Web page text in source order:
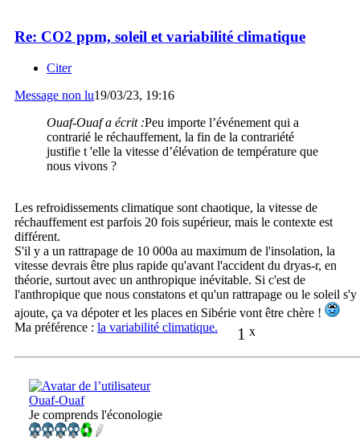
Re: CO2 ppm, soleil et variabilité climatique
Citer
Message non lu19/03/23, 19:16
Ouaf-Ouaf a écrit :Peu importe l’événement qui a
contrarié le réchauffement, la fin de la contrariété
justifie t 'elle la vitesse d’élévation de température que
nous vivons ?
Les refroidissements climatique sont chaotique, la vitesse de
réchauffement est parfois 20 fois supérieur, mais le contexte est
différent.
S'il y a un rattrapage de 10 000a au maximum de l'insolation, la
vitesse devrais être plus rapide qu'avant l'accident du dryas-r, en
théorie, surtout avec un anthropique inévitable. Si c'est de
l'anthropique que nous constatons et qu'un rattrapage ou le soleil s'y
ajoute, ça va dépoter et les places en Sibérie vont être chère !
1 x
Ma préférence : la variabilité climatique.
Ouaf-Ouaf
Je comprends l'éconologie